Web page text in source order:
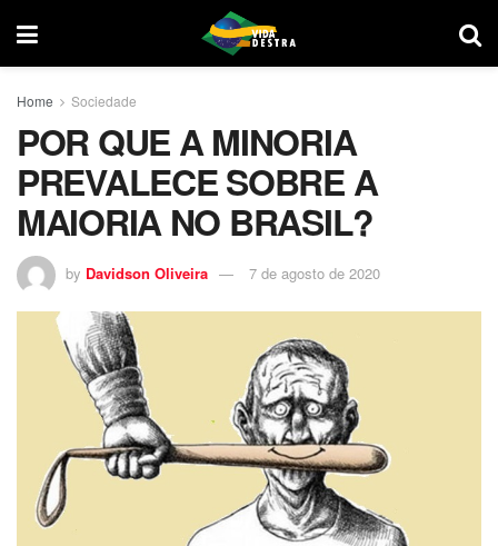
Home Sociedade
POR QUE A MINORIA
PREVALECE SOBRE A
MAIORIA NO BRASIL?
by Davidson Oliveira 7 de agosto de 2020